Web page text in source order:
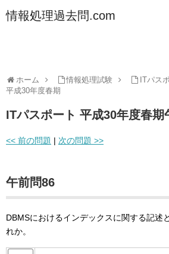
情報処理過去問.com
ホーム 情報処理試験 ITパス
平成30年度春期
ITパスポート 平成30年度春期
<< 前の問題 | 次の問題 >>
午前問86
DBMSにおけるインデックスに関する記述
れか。